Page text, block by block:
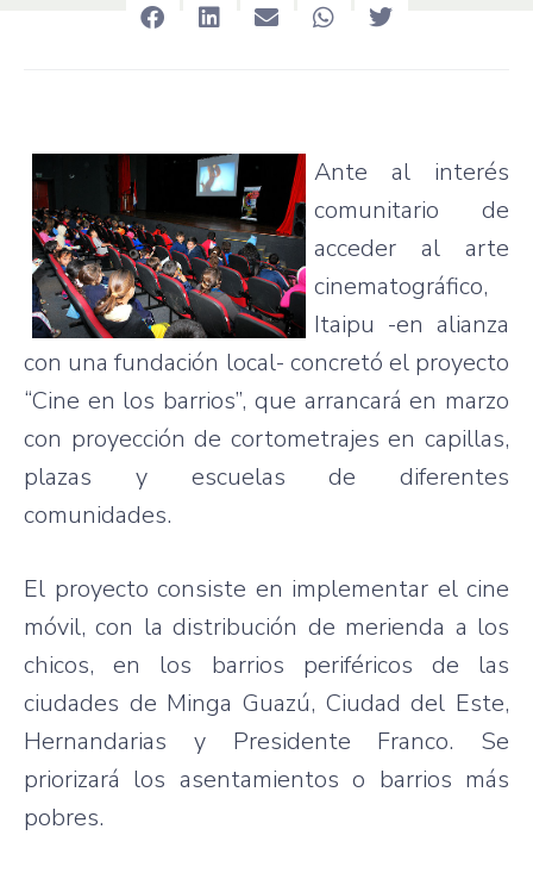
Ante al interés
comunitario de
acceder al arte
cinematográfico,
Itaipu -en alianza
con una fundación local- concretó el proyecto
“Cine en los barrios”, que arrancará en marzo
con proyección de cortometrajes en capillas,
plazas y escuelas de diferentes
comunidades.
El proyecto consiste en implementar el cine
móvil, con la distribución de merienda a los
chicos, en los barrios periféricos de las
ciudades de Minga Guazú, Ciudad del Este,
Hernandarias y Presidente Franco. Se
priorizará los asentamientos o barrios más
pobres.